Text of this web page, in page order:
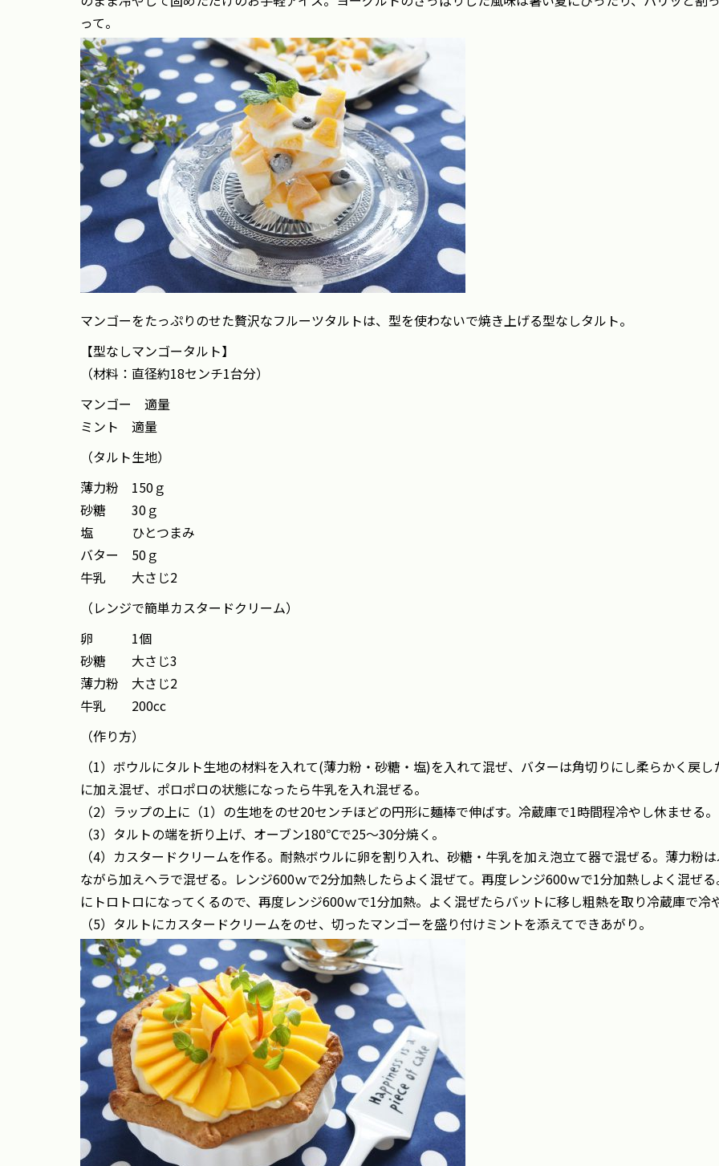
って。
マンゴーをたっぷりのせた贅沢なフルーツタルトは、型を使わないで焼き上げる型なしタルト。
【型なしマンゴータルト】
（材料：直径約18センチ1台分）
マンゴー 適量
ミント 適量
（タルト生地）
薄力粉 150ｇ
砂糖 30ｇ
塩 ひとつまみ
バター 50ｇ
牛乳 大さじ2
（レンジで簡単カスタードクリーム）
卵 1個
砂糖 大さじ3
薄力粉 大さじ2
牛乳 200cc
（作り方）
（1）ボウルにタルト生地の材料を入れて(薄力粉・砂糖・塩)を入れて混ぜ、バターは角切りにし柔らかく戻し
に加え混ぜ、ポロポロの状態になったら牛乳を入れ混ぜる。
（2）ラップの上に（1）の生地をのせ20センチほどの円形に麺棒で伸ばす。冷蔵庫で1時間程冷やし休ませる。
（3）タルトの端を折り上げ、オーブン180℃で25～30分焼く。
（4）カスタードクリームを作る。耐熱ボウルに卵を割り入れ、砂糖・牛乳を加え泡立て器で混ぜる。薄力粉
ながら加えヘラで混ぜる。レンジ600ｗで2分加熱したらよく混ぜて。再度レンジ600ｗで1分加熱しよく混ぜ
にトロトロになってくるので、再度レンジ600ｗで1分加熱。よく混ぜたらバットに移し粗熱を取り冷蔵庫で冷
（5）タルトにカスタードクリームをのせ、切ったマンゴーを盛り付けミントを添えてできあがり。